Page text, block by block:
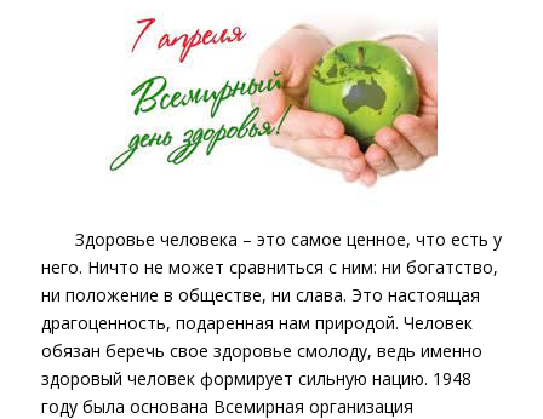
Здоровье человека – это самое ценное, что есть у
него. Ничто не может сравниться с ним: ни богатство,
ни положение в обществе, ни слава. Это настоящая
драгоценность, подаренная нам природой. Человек
обязан беречь свое здоровье смолоду, ведь именно
здоровый человек формирует сильную нацию. 1948
году была основана Всемирная организация